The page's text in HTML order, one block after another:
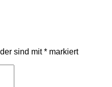
sind mit* markiert